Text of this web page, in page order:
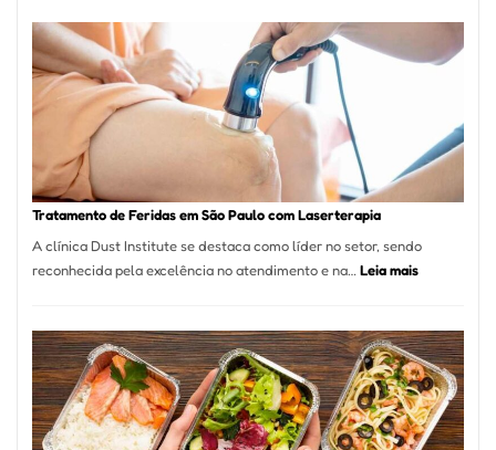
de
São
Paulo
Inicia
2025
com
Crescimento
Recorde
9,9%
Tratamento de Feridas em São Paulo com Laserterapia
A clínica Dust Institute se destaca como líder no setor, sendo
reconhecida pela excelência no atendimento e na…Leia mais:
Feridas
em
São
Paulo
com